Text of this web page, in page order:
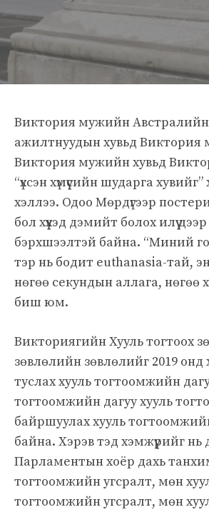
Виктория мужийн
ажилтнуудын хувьд Виктория
Виктория мужийн хувьд
“үхсэн хүмүүсийн шударга
хэллээ. Одоо Мөрдүгээр
бол хүүхэд дэмийт болох илүү
бэрхшээлтэй байна. “Миний
тэр нь бодит euthanasia-тай,
нөгөө секундын аллага, нөгөө
биш юм.
Викториягийн Хууль тогтоох
зөвлөлийн зөвлөлийг 2019 онд
туслах хууль тогтоомжийн
тогтоомжийн дагуу хууль
байршуулах хууль
байна. Хэрэв тэд хэмжүүрийг нь
Парламентын хоёр дахь
тогтоомжийн угсралт, мөн
тогтоомжийн угсралт, мөн